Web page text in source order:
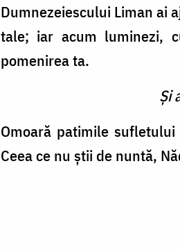
Dumnezeiescu­lui Liman ai
tale; iar acum luminezi,
pomenirea ta.
Şi
Omoară patimile
Ceea ce nu ştii de nuntă,